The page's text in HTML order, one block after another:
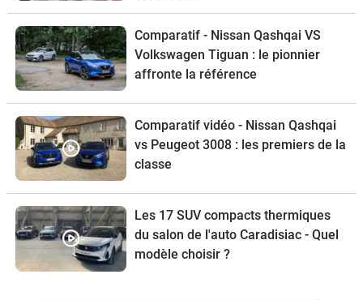
Comparatif - Nissan Qashqai VS
Volkswagen Tiguan : le pionnier
affronte la référence
Comparatif vidéo - Nissan Qashqai
vs Peugeot 3008 : les premiers de la
classe
Les 17 SUV compacts thermiques
du salon de l'auto Caradisiac - Quel
modèle choisir ?